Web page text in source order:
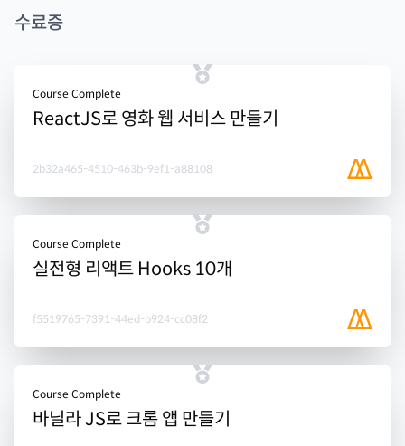
수료증
Course Complete
ReactJS로 영화 웹 서비스 만들기
2b32a465-4510-463b-9ef1-a88108
Course Complete
실전형 리액트 Hooks 10개
f5519765-7391-44ed-b924-cc08f2
Course Complete
바닐라 JS로 크롬 앱 만들기